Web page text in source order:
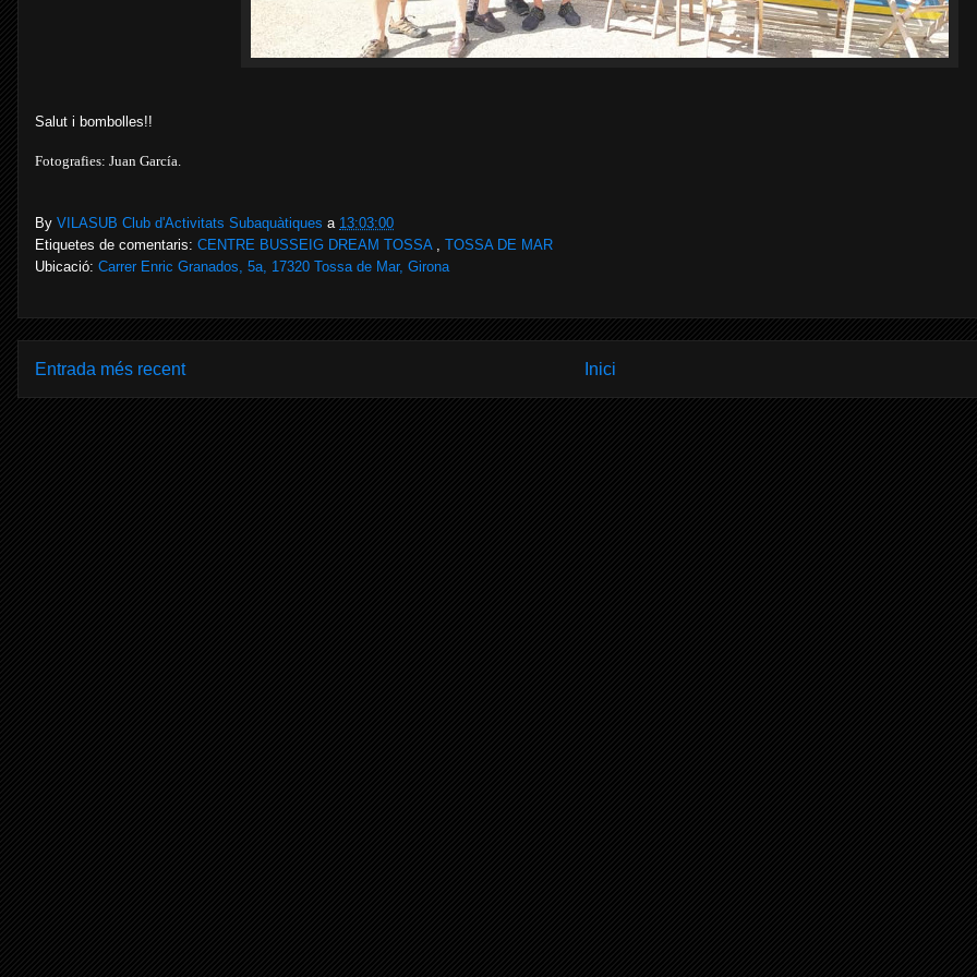
Salut i bombolles!!
Fotografies: Juan García.
By VILASUB Club d'Activitats Subaquàtiques a 13:03:00
Etiquetes de comentaris: CENTRE BUSSEIG DREAM TOSSA
TOSSA DE MAR
Ubicació: Carrer Enric Granados, 5a, 17320 Tossa de Mar, Girona
Entrada més recent Inici